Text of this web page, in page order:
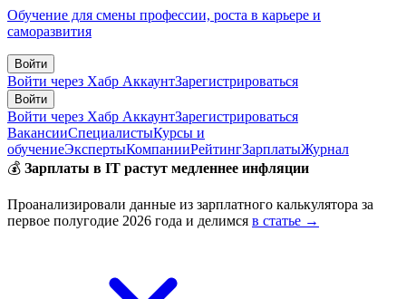
Обучение для смены профессии, роста в карьере и
саморазвития
Войти
Войти через Хабр АккаунтЗарегистрироваться
Войти
Войти через Хабр АккаунтЗарегистрироваться
ВакансииСпециалистыКурсы и
обучениеЭкспертыКомпанииРейтингЗарплатыЖурнал
💰 Зарплаты в IT растут медленнее инфляции
Проанализировали данные из зарплатного калькулятора за
первое полугодие 2026 года и делимся в статье →